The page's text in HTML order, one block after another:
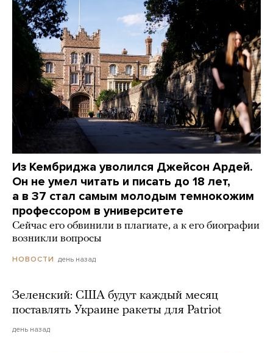
Из Кембриджа уволился Джейсон Ардей.
Он не умел читать и писать до 18 лет,
а в 37 стал самым молодым темнокожим
профессором в университете
Сейчас его обвинили в плагиате, а к его биографии
возникли вопросы
НОВОСТИ день назад
Зеленский: США будут каждый месяц
поставлять Украине ракеты для Patriot
день назад